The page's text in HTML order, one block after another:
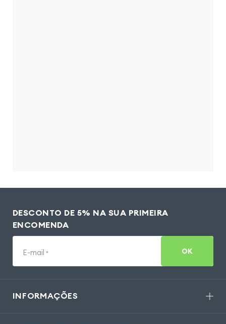
DESCONTO DE 5% NA SUA PRIMEIRA
ENCOMENDA
E-mail * OK
INFORMAÇÕES